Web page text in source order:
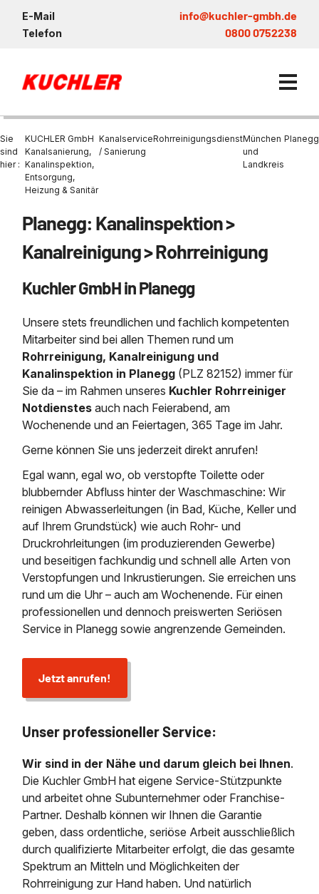
E-Mail info@kuchler-gmbh.de
Telefon 0800 0752238
Kanalservice / Sanierung
Kanalsanierung
Großprofilsanierung
Kanalreinigung
Kanalinspektion
Grubenentleerung
24h Notdienst
Kosten Preise
Rohrreinigungsdienst
Wasserhaltung
Dükerreinigung
Entsorgung
Entsorgung und
Bohrschlamm
Entsorgung von
Chemisch physikalische
Behandlungsanlage
Entleerung und Reinigung
Regenrückhaltebecken
Grubenentleerung und
Sickerschacht Reinigung
Abfallzwischenlager
Schießstandsanierung -
Geschosssandfang
Mobile Schlamm-
Abscheider
Entleerung Entsorgung
Wartung und Vollservice
Fettabscheider
Entsorgung
Saugbagger / Luftförderanlage
Be- und Entkiesen von
Entleerung von
Saugbagger für Tiefbau
Saugbagger und Pumpen
Fermenter-Entleerung
Regenrückhaltebecken
Entschlammung
Trockensaugen von
Weitere Services mit
Heizung / Sanitär
Heizung / Sanitär
Wärmepumpen Zentrum
Tiefbau
Unternehmen
KUCHLER GRUPPE
Nachhaltigkeit & Umwelt
Zertifikate /
Stellenangebote
Kontakt
Sie
sind
hier :
KUCHLER GmbH
Kanalsanierung,
Kanalinspektion,
Entsorgung,
Heizung & Sanitär
Kanalservice
/ Sanierung
RohrreinigungsdienstMünchen
und
Landkreis
Planegg
Planegg: Kanalinspektion >
Kanalreinigung > Rohrreinigung
Kuchler GmbH in Planegg
Unsere stets freundlichen und fachlich kompetenten
Mitarbeiter sind bei allen Themen rund um
Rohrreinigung, Kanalreinigung und
Kanalinspektion in Planegg (PLZ 82152) immer für
Sie da – im Rahmen unseres Kuchler Rohrreiniger
Notdienstes auch nach Feierabend, am
Wochenende und an Feiertagen, 365 Tage im Jahr.
Gerne können Sie uns jederzeit direkt anrufen!
Egal wann, egal wo, ob verstopfte Toilette oder
blubbernder Abfluss hinter der Waschmaschine: Wir
reinigen Abwasserleitungen (in Bad, Küche, Keller und
auf Ihrem Grundstück) wie auch Rohr- und
Druckrohrleitungen (im produzierenden Gewerbe)
und beseitigen fachkundig und schnell alle Arten von
Verstopfungen und Inkrustierungen. Sie erreichen uns
rund um die Uhr – auch am Wochenende. Für einen
professionellen und dennoch preiswerten Seriösen
Service in Planegg sowie angrenzende Gemeinden.
Jetzt anrufen!
Unser professioneller Service:
Wir sind in der Nähe und darum gleich bei Ihnen.
Die Kuchler GmbH hat eigene Service-Stützpunkte
und arbeitet ohne Subunternehmer oder Franchise-
Partner. Deshalb können wir Ihnen die Garantie
geben, dass ordentliche, seriöse Arbeit ausschließlich
durch qualifizierte Mitarbeiter erfolgt, die das gesamte
Spektrum an Mitteln und Möglichkeiten der
Rohrreinigung zur Hand haben. Und natürlich